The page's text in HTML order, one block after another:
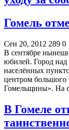
Гомель
Сен 20, 2012 289 0
В сентябре
юбилей. Город
населённых
центром большого
Гомельщины». На
В Гомеле